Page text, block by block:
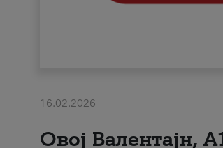
16.02.2026
Овој Валентајн,